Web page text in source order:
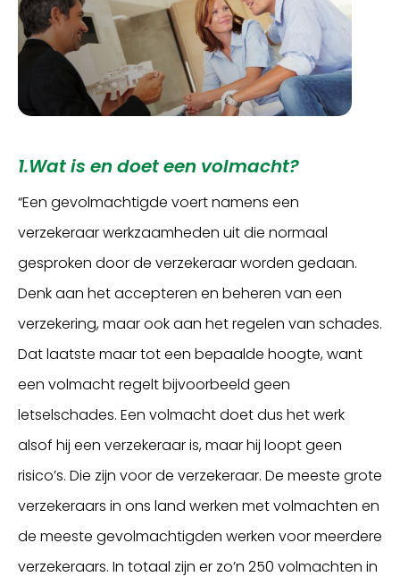
1.Wat is en doet een volmacht?
“Een gevolmachtigde voert namens een
verzekeraar werkzaamheden uit die normaal
gesproken door de verzekeraar worden gedaan.
Denk aan het accepteren en beheren van een
verzekering, maar ook aan het regelen van schades.
Dat laatste maar tot een bepaalde hoogte, want
een volmacht regelt bijvoorbeeld geen
letselschades. Een volmacht doet dus het werk
alsof hij een verzekeraar is, maar hij loopt geen
risico’s. Die zijn voor de verzekeraar. De meeste grote
verzekeraars in ons land werken met volmachten en
de meeste gevolmachtigden werken voor meerdere
verzekeraars. In totaal zijn er zo’n 250 volmachten in